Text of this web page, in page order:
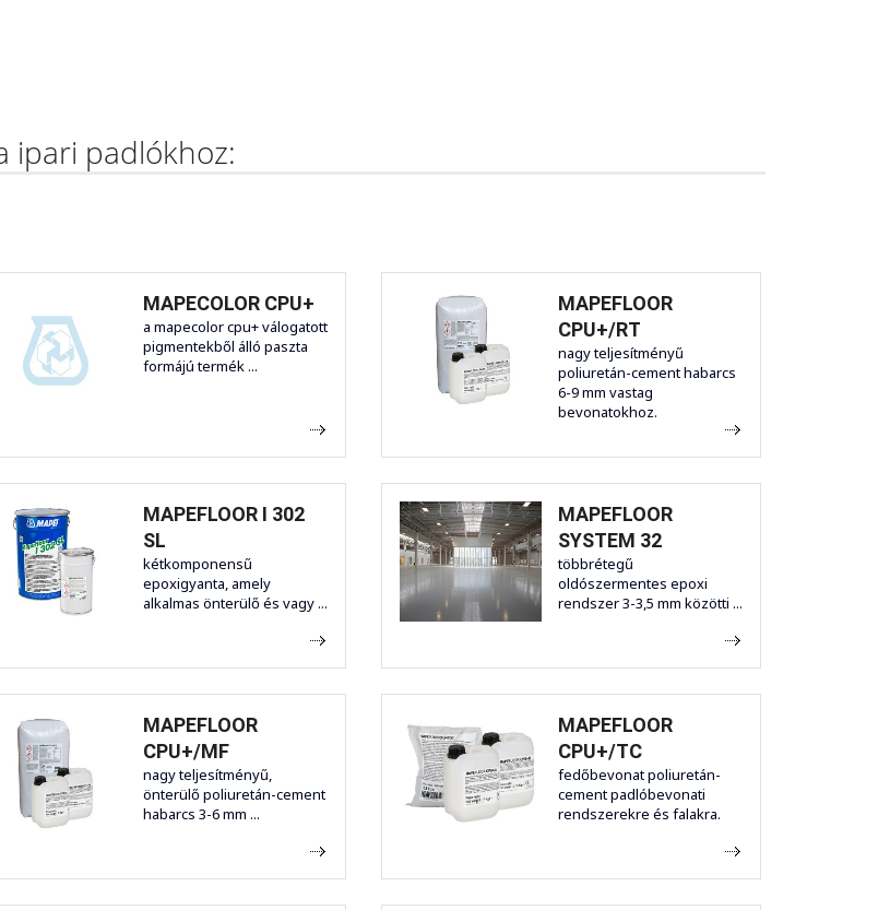
ipari padlókhoz:
MAPECOLOR CPU+
a mapecolor cpu+ válogatott
pigmentekből álló paszta
formájú termék ...
MAPEFLOOR
CPU+/RT
nagy teljesítményű
poliuretán-cement habarcs
6-9 mm vastag
bevonatokhoz.
MAPEFLOOR I 302
SL
kétkomponensű
epoxigyanta, amely
alkalmas önterülő és vagy ...
MAPEFLOOR
SYSTEM 32
többrétegű
oldószermentes epoxi
rendszer 3-3,5 mm közötti ...
MAPEFLOOR
CPU+/MF
nagy teljesítményű,
önterülő poliuretán-cement
habarcs 3-6 mm ...
MAPEFLOOR
CPU+/TC
fedőbevonat poliuretán-
cement padlóbevonati
rendszerekre és falakra.